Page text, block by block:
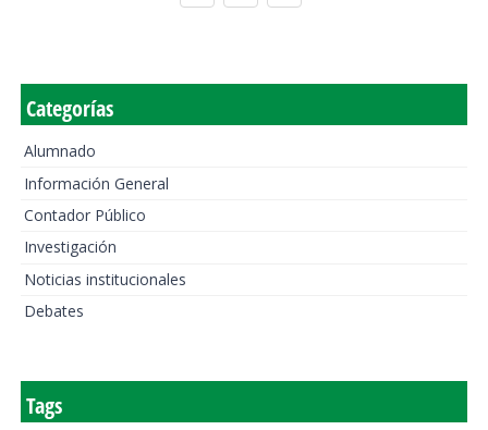
Categorías
Alumnado
Información General
Contador Público
Investigación
Noticias institucionales
Debates
Tags